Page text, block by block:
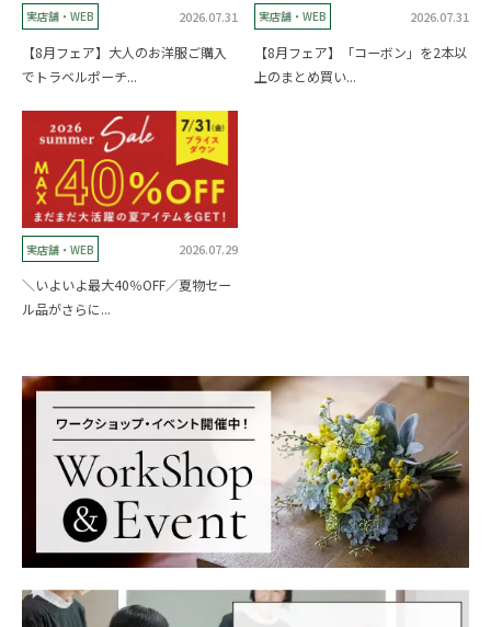
実店舗・WEB 2026.07.31
【8月フェア】大人のお洋服ご購入
でトラベルポーチ...
実店舗・WEB 2026.07.31
【8月フェア】「コーボン」を2本以
上のまとめ買い...
実店舗・WEB 2026.07.29
＼いよいよ最大40％OFF／夏物セー
ル品がさらに...